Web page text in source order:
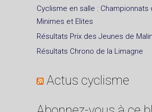
Cyclisme en salle : Championnats
Minimes et Elites
Résultats Prix des Jeunes de
Résultats Chrono de la Limagne
Actus cyclisme